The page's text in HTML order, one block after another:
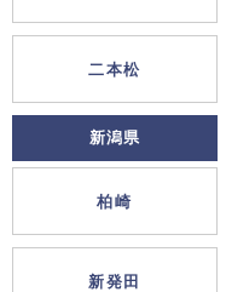
二本松
新潟県
柏崎
新発田